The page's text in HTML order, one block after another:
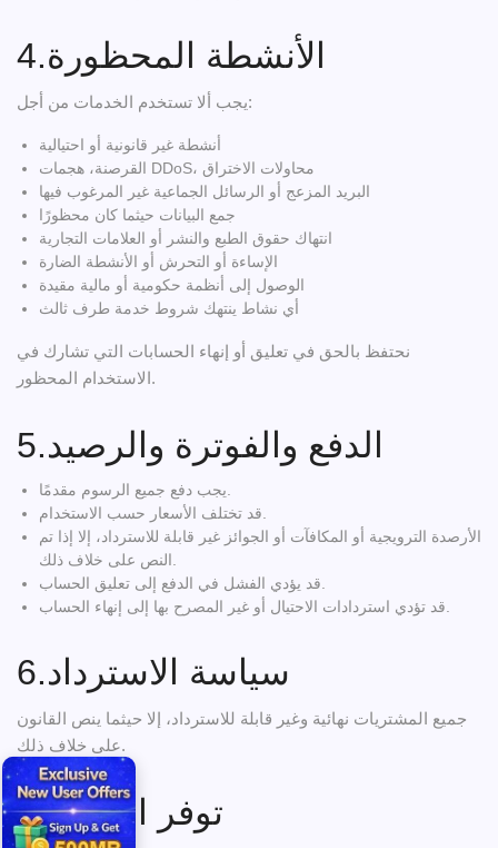
4.الأنشطة المحظورة
يجب ألا تستخدم الخدمات من أجل:
أنشطة غير قانونية أو احتيالية
القرصنة، هجمات DDoS، محاولات الاختراق
البريد المزعج أو الرسائل الجماعية غير المرغوب فيها
جمع البيانات حيثما كان محظورًا
انتهاك حقوق الطبع والنشر أو العلامات التجارية
الإساءة أو التحرش أو الأنشطة الضارة
الوصول إلى أنظمة حكومية أو مالية مقيدة
أي نشاط ينتهك شروط خدمة طرف ثالث
نحتفظ بالحق في تعليق أو إنهاء الحسابات التي تشارك في
الاستخدام المحظور.
5.الدفع والفوترة والرصيد
الأرصدة الترويجية أو المكافآت أو الجوائز غير قابلة للاسترداد، إلا إذا تم
6.سياسة الاسترداد
جميع المشتريات نهائية وغير قابلة للاسترداد، إلا حيثما ينص القانون
على خلاف ذلك.
7.توفر الخدمة